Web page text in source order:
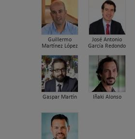
Guillermo
Martínez López
José Antonio
García Redondo
Gaspar Martín Iñaki Alonso